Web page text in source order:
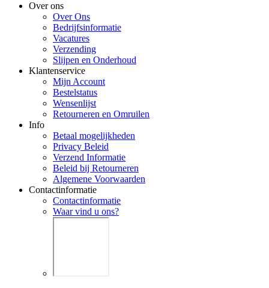
Over ons
Over Ons
Bedrijfsinformatie
Vacatures
Verzending
Slijpen en Onderhoud
Klantenservice
Mijn Account
Bestelstatus
Wensenlijst
Retourneren en Omruilen
Info
Betaal mogelijkheden
Privacy Beleid
Verzend Informatie
Beleid bij Retourneren
Algemene Voorwaarden
Contactinformatie
Contactinformatie
Waar vind u ons?